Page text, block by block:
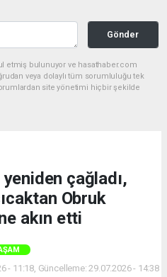
Gönder
etmiş bulunuyor ve hasathaber.com
veya dolaylı tüm sorumluluğu tek
site yönetimi hiçbir şekilde
çağladı,
Obruk
akın etti
- 11:18, Güncelleme: 29.07.2026 - 14:38